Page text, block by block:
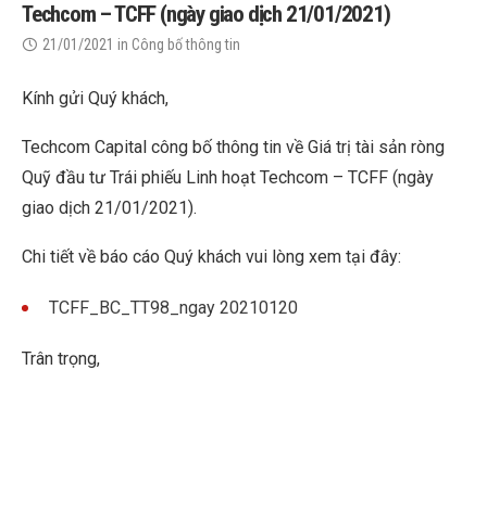
Techcom – TCFF (ngày giao dịch 21/01/2021)
21/01/2021 in Công bố thông tin
Kính gửi Quý khách,
Techcom Capital công bố thông tin về Giá trị tài sản ròng
Quỹ đầu tư Trái phiếu Linh hoạt Techcom – TCFF (ngày
giao dịch 21/01/2021).
Chi tiết về báo cáo Quý khách vui lòng xem tại đây:
TCFF_BC_TT98_ngay 20210120
Trân trọng,